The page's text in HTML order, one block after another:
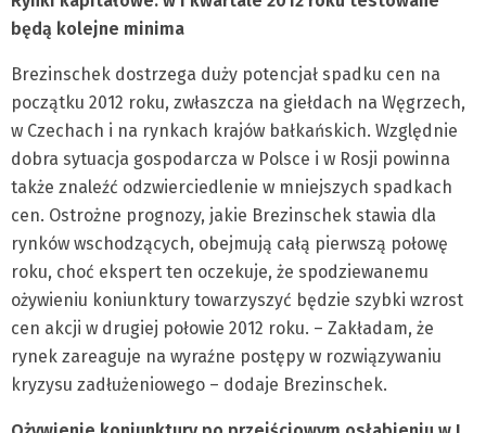
będą kolejne minima
Brezinschek dostrzega duży potencjał spadku cen na
początku 2012 roku, zwłaszcza na giełdach na Węgrzech,
w Czechach i na rynkach krajów bałkańskich. Względnie
dobra sytuacja gospodarcza w Polsce i w Rosji powinna
także znaleźć odzwierciedlenie w mniejszych spadkach
cen. Ostrożne prognozy, jakie Brezinschek stawia dla
rynków wschodzących, obejmują całą pierwszą połowę
roku, choć ekspert ten oczekuje, że spodziewanemu
ożywieniu koniunktury towarzyszyć będzie szybki wzrost
cen akcji w drugiej połowie 2012 roku. – Zakładam, że
rynek zareaguje na wyraźne postępy w rozwiązywaniu
kryzysu zadłużeniowego – dodaje Brezinschek.